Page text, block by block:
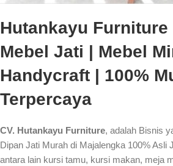
Hutankayu Furniture
Mebel Jati | Mebel
Handycraft | 100%
Terpercaya
CV. Hutankayu Furniture, adalah Bisnis
Dipan Jati Murah di Majalengka 100% Asli
antara lain kursi tamu, kursi makan, meja